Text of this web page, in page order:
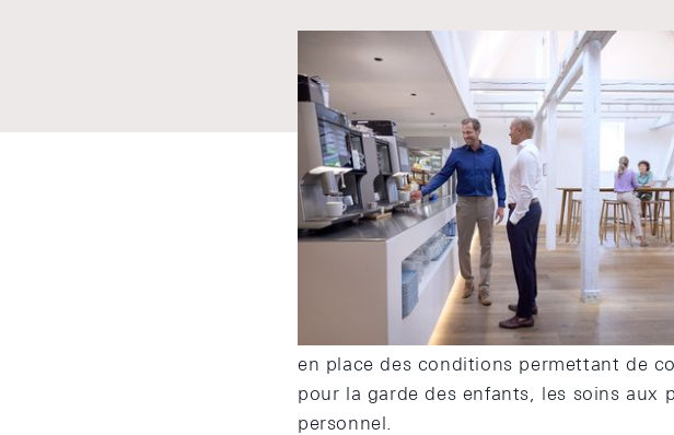
Car le travail et la vie
Nous misons sur des collaboratrices et
pensent et agissent par eux-mêmes et
en place des conditions permettant de
pour la garde des enfants, les soins
personnel.